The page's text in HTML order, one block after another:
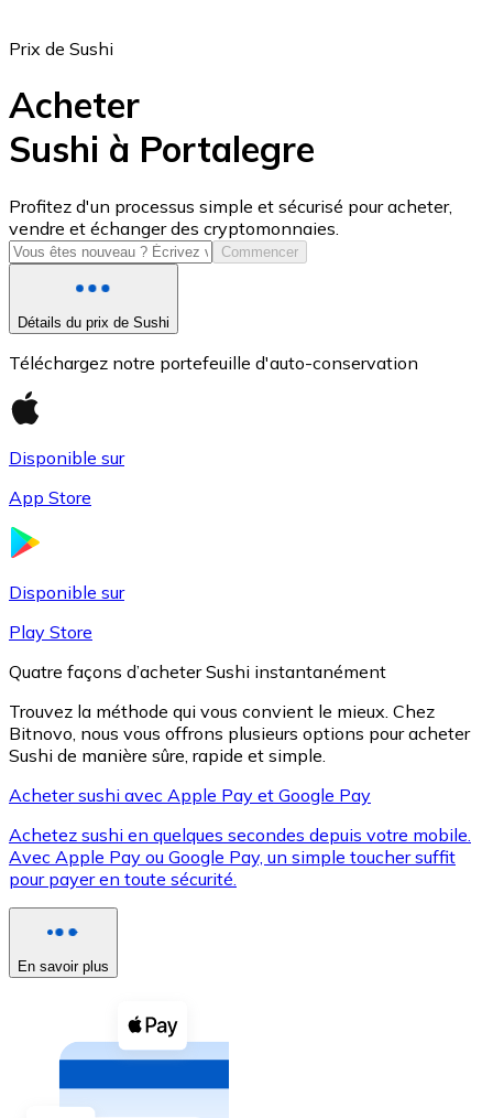
USD Coin
USDC
XRP
XRP
Voir toutes
Coupons crypto
Achetez des cryptomonnaies en espèces et d'autres
Acheter avec espèces
Prix de Sushi
Acheter
Sushi à Portalegre
Profitez d'un processus simple et sécurisé pour acheter,
vendre et échanger des cryptomonnaies.
Commencer
Détails du prix de Sushi
Téléchargez notre portefeuille d'auto-conservation
Disponible sur
App Store
Disponible sur
Play Store
Quatre façons d’acheter Sushi instantanément
Trouvez la méthode qui vous convient le mieux. Chez
Bitnovo, nous vous offrons plusieurs options pour acheter
Sushi de manière sûre, rapide et simple.
Acheter sushi avec Apple Pay et Google Pay
Achetez sushi en quelques secondes depuis votre mobile.
Avec Apple Pay ou Google Pay, un simple toucher suffit
pour payer en toute sécurité.
En savoir plus